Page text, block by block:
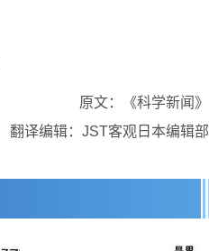
原文：《科学新闻》
翻译编辑：JST客观日本编辑部